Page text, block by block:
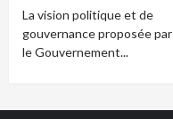
La vision politique et de
gouvernance proposée par
le Gouvernement...